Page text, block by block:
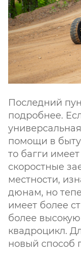
Последний
подробнее.
помощи в быту
то багги
скоростные
местности,
дюнам, но
имеет более
более
квадроцикл.
новый способ